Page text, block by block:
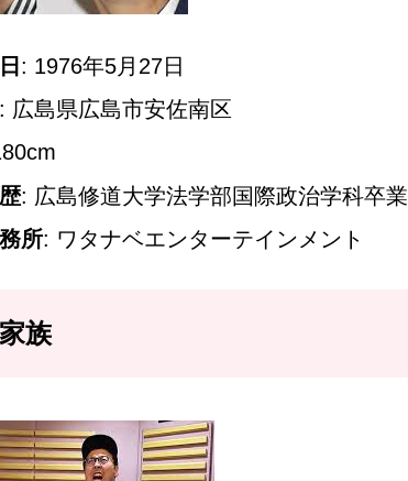
: 1976年5月27日
: 広島県広島市安佐南区
: 広島修道大学法学部国際政治学科卒業
所: ワタナベエンターテインメント
族